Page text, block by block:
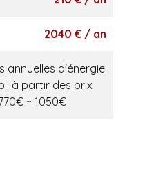
2040 € / an
annuelles d'énergie
à partir des prix
~ 1050€